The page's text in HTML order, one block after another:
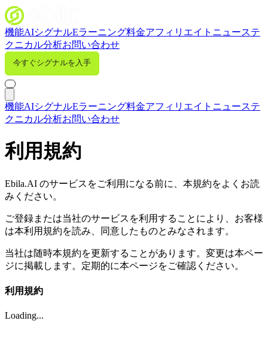
機能AIシグナルEラーニング料金アフィリエイト ニューステ
クニカル分析お問い合わせ
今すぐシグナルを入手
機能AIシグナルEラーニング料金アフィリエイト ニューステ
クニカル分析お問い合わせ
利用規約
Ebila.AI のサービスをご利用になる前に、本規約をよくお読
みください。
ご登録または当社のサービスを利用することにより、お客様
は本利用規約を読み、同意したものとみなされます。
当社は随時本規約を更新することがあります。変更は本ペー
ジに掲載します。定期的に本ページをご確認ください。
利用規約
Loading...